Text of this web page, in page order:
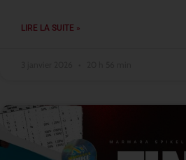
LIRE LA SUITE »